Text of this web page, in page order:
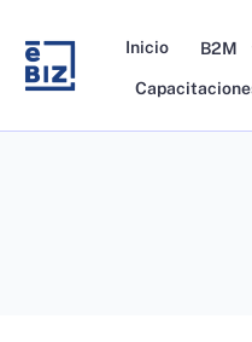
content
Inicio B2M